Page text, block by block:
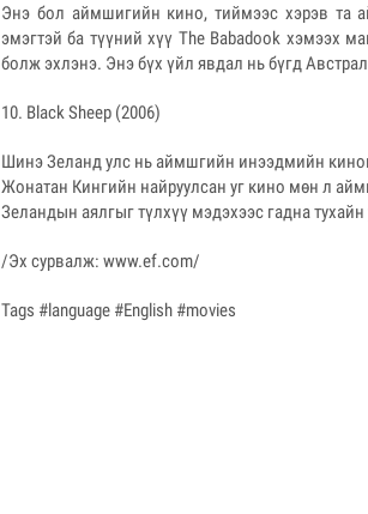
Энэ бол аймшигийн кино, тиймээс хэрэв та
эмэгтэй ба түүний хүү The Babadook хэмээх
болж эхлэнэ. Энэ бүх үйл явдал нь бүгд
10. Black Sheep (2006)
Шинэ Зеланд улс нь аймшгийн инээдмийн
Жонатан Кингийн найруулсан уг кино мөн л
Зеландын аялгыг түлхүү мэдэхээс гадна
/Эх сурвалж: www.ef.com/
Tags #language #English #movies